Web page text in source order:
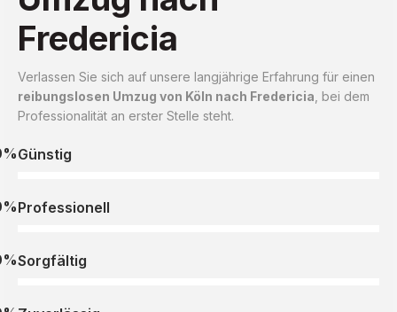
Fredericia
Verlassen Sie sich auf unsere langjährige Erfahrung für einen
reibungslosen Umzug von Köln nach Fredericia , bei dem
Professionalität an erster Stelle steht.
Günstig
Professionell
Sorgfältig